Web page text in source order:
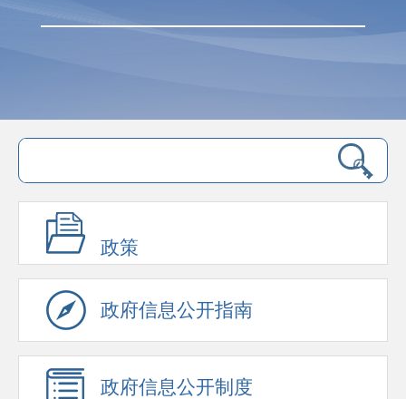
政策
政府信息公开指南
政府信息公开制度